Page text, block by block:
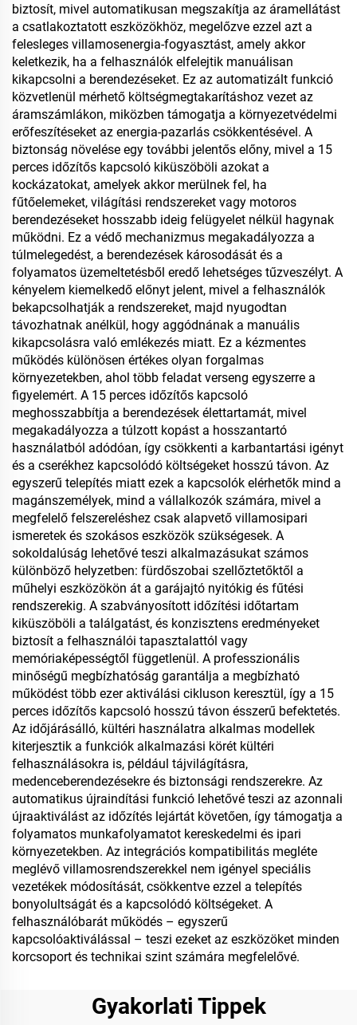
biztosít, mivel automatikusan megszakítja az áramellátást
a csatlakoztatott eszközökhöz, megelőzve ezzel azt a
felesleges villamosenergia-fogyasztást, amely akkor
keletkezik, ha a felhasználók elfelejtik manuálisan
kikapcsolni a berendezéseket. Ez az automatizált funkció
közvetlenül mérhető költségmegtakarításhoz vezet az
áramszámlákon, miközben támogatja a környezetvédelmi
erőfeszítéseket az energia-pazarlás csökkentésével. A
biztonság növelése egy további jelentős előny, mivel a 15
perces időzítős kapcsoló kiküszöböli azokat a
kockázatokat, amelyek akkor merülnek fel, ha
fűtőelemeket, világítási rendszereket vagy motoros
berendezéseket hosszabb ideig felügyelet nélkül hagynak
működni. Ez a védő mechanizmus megakadályozza a
túlmelegedést, a berendezések károsodását és a
folyamatos üzemeltetésből eredő lehetséges tűzveszélyt. A
kényelem kiemelkedő előnyt jelent, mivel a felhasználók
bekapcsolhatják a rendszereket, majd nyugodtan
távozhatnak anélkül, hogy aggódnának a manuális
kikapcsolásra való emlékezés miatt. Ez a kézmentes
működés különösen értékes olyan forgalmas
környezetekben, ahol több feladat verseng egyszerre a
figyelemért. A 15 perces időzítős kapcsoló
meghosszabbítja a berendezések élettartamát, mivel
megakadályozza a túlzott kopást a hosszantartó
használatból adódóan, így csökkenti a karbantartási igényt
és a cserékhez kapcsolódó költségeket hosszú távon. Az
egyszerű telepítés miatt ezek a kapcsolók elérhetők mind a
magánszemélyek, mind a vállalkozók számára, mivel a
megfelelő felszereléshez csak alapvető villamosipari
ismeretek és szokásos eszközök szükségesek. A
sokoldalúság lehetővé teszi alkalmazásukat számos
különböző helyzetben: fürdőszobai szellőztetőktől a
műhelyi eszközökön át a garájajtó nyitókig és fűtési
rendszerekig. A szabványosított időzítési időtartam
kiküszöböli a találgatást, és konzisztens eredményeket
biztosít a felhasználói tapasztalattól vagy
memóriaképességtől függetlenül. A professzionális
minőségű megbízhatóság garantálja a megbízható
működést több ezer aktiválási cikluson keresztül, így a 15
perces időzítős kapcsoló hosszú távon ésszerű befektetés.
Az időjárásálló, kültéri használatra alkalmas modellek
kiterjesztik a funkciók alkalmazási körét kültéri
felhasználásokra is, például tájvilágításra,
medenceberendezésekre és biztonsági rendszerekre. Az
automatikus újraindítási funkció lehetővé teszi az azonnali
újraaktiválást az időzítés lejártát követően, így támogatja a
folyamatos munkafolyamatot kereskedelmi és ipari
környezetekben. Az integrációs kompatibilitás megléte
meglévő villamosrendszerekkel nem igényel speciális
vezetékek módosítását, csökkentve ezzel a telepítés
bonyolultságát és a kapcsolódó költségeket. A
felhasználóbarát működés – egyszerű
kapcsolóaktiválással – teszi ezeket az eszközöket minden
korcsoport és technikai szint számára megfelelővé.
Gyakorlati Tippek